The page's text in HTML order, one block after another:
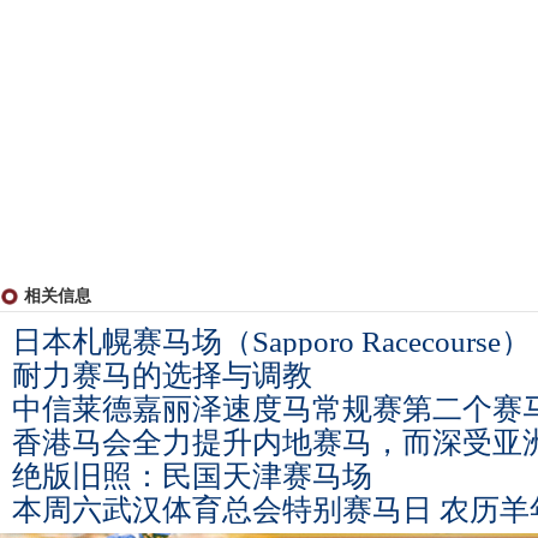
相关信息
日本札幌赛马场（Sapporo Racecourse）
耐力赛马的选择与调教
中信莱德嘉丽泽速度马常规赛第二个赛
香港马会全力提升内地赛马，而深受亚
绝版旧照：民国天津赛马场
本周六武汉体育总会特别赛马日 农历